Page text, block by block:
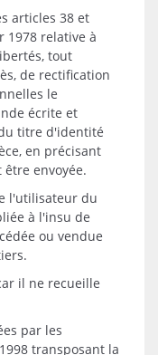
articles 38 et
1978 relative à
tout
de rectification
le
écrite et
titre d'identité
en précisant
envoyée.
l'utilisateur du
à l'insu de
ou vendue
il ne recueille
par les
transposant la